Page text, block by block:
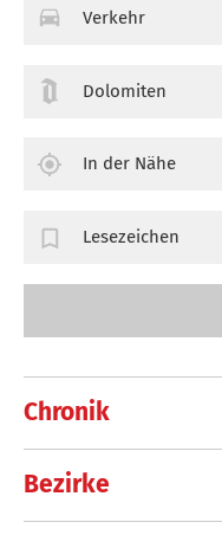
Chronik
Bezirke
Verkehr
Dolomiten
In der Nähe
Lesezeichen